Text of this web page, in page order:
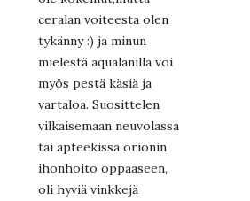
ceralan voiteesta olen
tykänny :) ja minun
mielestä aqualanilla voi
myös pestä käsiä ja
vartaloa. Suosittelen
vilkaisemaan neuvolassa
tai apteekissa orionin
ihonhoito oppaaseen,
oli hyviä vinkkejä